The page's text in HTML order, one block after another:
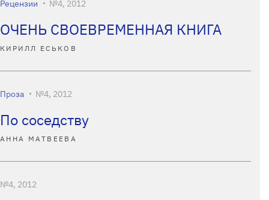
Рецензии №4, 2012
ОЧЕНЬ СВОЕВРЕМЕННАЯ КНИГА
КИРИЛЛ ЕСЬКОВ
Проза №4, 2012
По соседству
АННА МАТВЕЕВА
№4, 2012